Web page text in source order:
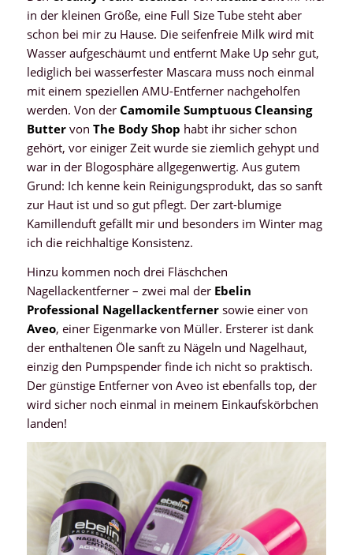
in der kleinen Größe, eine Full Size Tube steht aber
schon bei mir zu Hause. Die seifenfreie Milk wird mit
Wasser aufgeschäumt und entfernt Make Up sehr gut,
lediglich bei wasserfester Mascara muss noch einmal
mit einem speziellen AMU-Entferner nachgeholfen
werden. Von der Camomile Sumptuous Cleansing
Buttervon The Body Shop habt ihr sicher schon
gehört, vor einiger Zeit wurde sie ziemlich gehypt und
war in der Blogosphäre allgegenwertig. Aus gutem
Grund: Ich kenne kein Reinigungsprodukt, das so sanft
zur Haut ist und so gut pflegt. Der zart-blumige
Kamillenduft gefällt mir und besonders im Winter mag
ich die reichhaltige Konsistenz.
Hinzu kommen noch drei Fläschchen
Nagellackentferner – zwei mal der Ebelin
Professional Nagellackentferner sowie einer von
Aveo, einer Eigenmarke von Müller. Ersterer ist dank
der enthaltenen Öle sanft zu Nägeln und Nagelhaut,
einzig den Pumpspender finde ich nicht so praktisch.
Der günstige Entferner von Aveo ist ebenfalls top, der
wird sicher noch einmal in meinem Einkaufskörbchen
landen!